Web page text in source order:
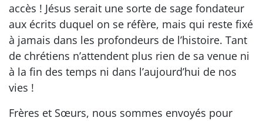
accès ! Jésus serait une sorte de sage fondateur
aux écrits duquel on se réfère, mais qui reste fixé
à jamais dans les profondeurs de l’histoire. Tant
de chrétiens n’attendent plus rien de sa venue ni
à la fin des temps ni dans l’aujourd’hui de nos
vies !
Frères et Sœurs, nous sommes envoyés pour